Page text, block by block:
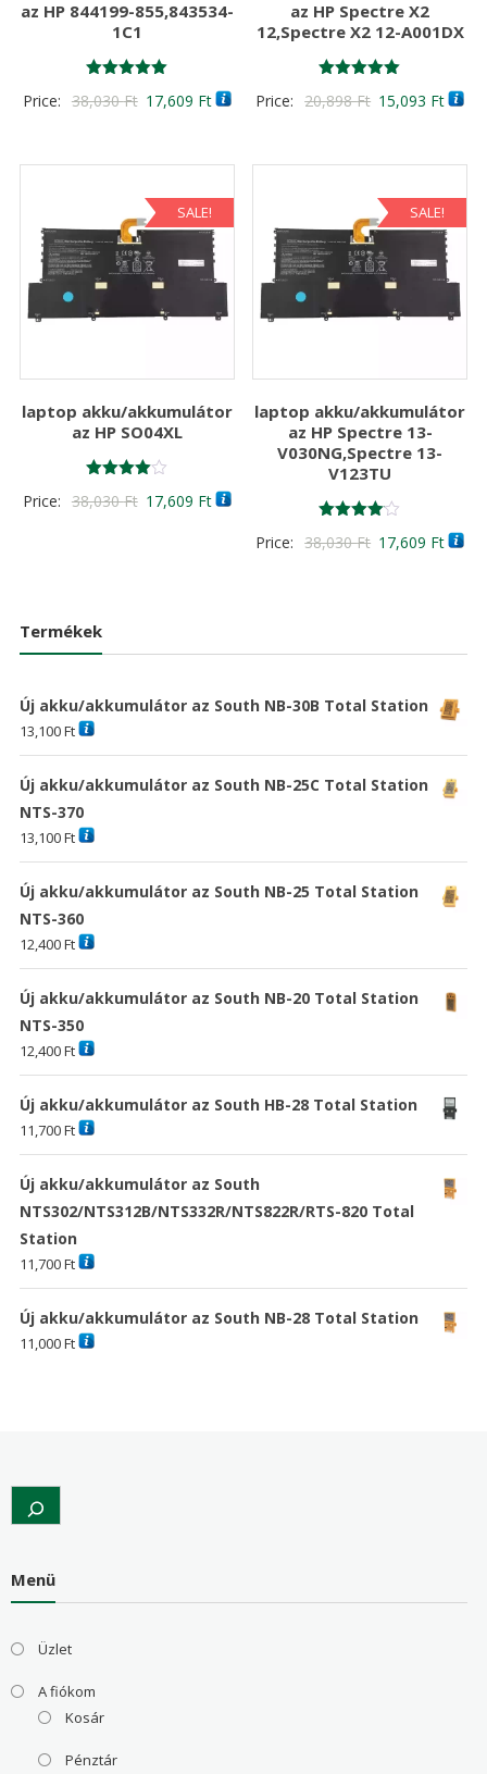
az HP 844199-855,843534-
1C1
5.00
Price: 38,030Ft Original
17,609 FtCurrent
az HP Spectre X2
12,Spectre X2 12-A001DX
5.00
Price: 20,898Ft Original
15,093 Ft
SALE!
laptop akku/akkumulátor
az HP SO04XL
4.00
Price: 38,030Ft Original
17,609 FtCurrent
SALE!
laptop akku/akkumulátor
az HP Spectre 13-
V030NG,Spectre 13-
V123TU
4.00
Price: 38,030Ft Original
17,609 Ft
Termékek
Új akku/akkumulátor az South NB-30B Total Station
13,100Ft
Új akku/akkumulátor az South NB-25C Total Station
NTS-370
13,100Ft
Új akku/akkumulátor az South NB-25 Total Station
NTS-360
12,400Ft
Új akku/akkumulátor az South NB-20 Total Station
NTS-350
12,400Ft
Új akku/akkumulátor az South HB-28 Total Station
11,700Ft
Új akku/akkumulátor az South
NTS302/NTS312B/NTS332R/NTS822R/RTS-820 Total
Station
11,700Ft
Új akku/akkumulátor az South NB-28 Total Station
11,000Ft
Search
Menü
Üzlet
A fiókom
Kosár
Pénztár